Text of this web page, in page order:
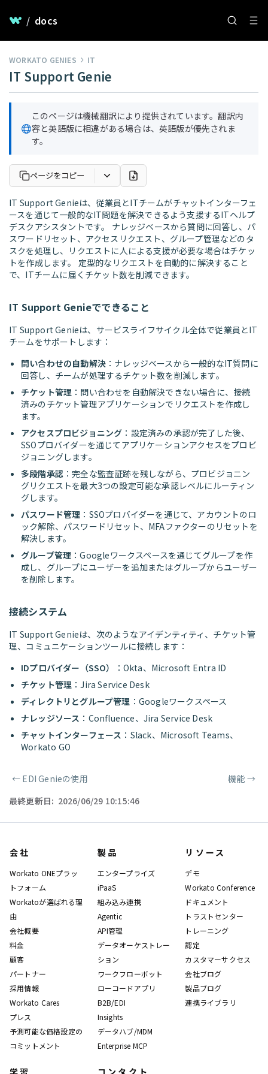
/ docs
WORKATO GENIES IT
IT Support Genie
このページは機械翻訳により提供されています。翻訳内
容と英語版に相違がある場合は、英語版が優先されま
す。
ページをコピー
IT Support Genieは、従業員とITチームがチャットインターフェ
ースを通じて一般的なIT問題を解決できるよう支援するITヘルプ
デスクアシスタントです。 ナレッジベースから質問に回答し、パ
スワードリセット、アクセスリクエスト、グループ管理などのタ
スクを処理し、リクエストに人による支援が必要な場合はチケッ
トを作成します。 定型的なリクエストを自動的に解決すること
で、ITチームに届くチケット数を削減できます。
IT Support Genieでできること
IT Support Genieは、サービスライフサイクル全体で従業員とIT
チームをサポートします：
問い合わせの自動解決 ：ナレッジベースから一般的なIT質問に
回答し、チームが処理するチケット数を削減します。
チケット管理 ：問い合わせを自動解決できない場合に、接続
済みのチケット管理アプリケーションでリクエストを作成し
ます。
アクセスプロビジョニング ：設定済みの承認が完了した後、
SSOプロバイダーを通じてアプリケーションアクセスをプロビ
ジョニングします。
多段階承認 ：完全な監査証跡を残しながら、プロビジョニン
グリクエストを最大3つの設定可能な承認レベルにルーティン
グします。
パスワード管理 ：SSOプロバイダーを通じて、アカウントのロ
ック解除、パスワードリセット、MFAファクターのリセットを
解決します。
グループ管理 ：Googleワークスペースを通じてグループを作
成し、グループにユーザーを追加またはグループからユーザー
を削除します。
接続システム
IT Support Genieは、次のようなアイデンティティ、チケット管
理、コミュニケーションツールに接続します：
IDプロバイダー（SSO）
：Okta、Microsoft Entra ID
チケット管理 ：Jira Service Desk
ディレクトリとグループ管理 ：Googleワークスペース
ナレッジソース ：Confluence、Jira Service Desk
チャットインターフェース ：Slack、Microsoft Teams、
Workato GO
ページャー
← EDI Genieの使用 機能 →
最終更新日: 2026/06/29 10:15:46
会社
Workato ONEプラッ
トフォーム
Workatoが選ばれる理
由
会社概要
料金
顧客
パートナー
採用情報
Workato Cares
プレス
予測可能な価格設定の
コミットメント
製品
エンタープライズ
iPaaS
組み込み連携
Agentic
API管理
データオーケストレー
ション
ワークフローボット
ローコードアプリ
B2B/EDI
Insights
データハブ/MDM
Enterprise MCP
リソース
デモ
Workato Conference
ドキュメント
トラストセンター
トレーニング
認定
カスタマーサクセス
会社ブログ
製品ブログ
連携ライブラリ
学習 コンタクト